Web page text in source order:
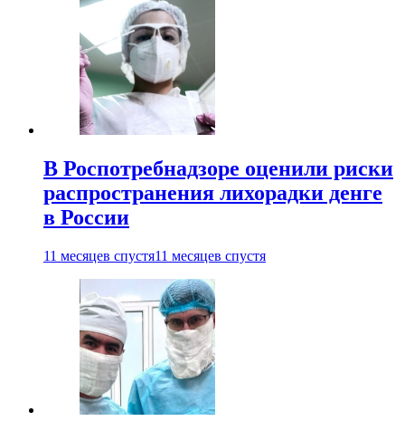
В Роспотребнадзоре оценили риски
распространения лихорадки денге
в России
11 месяцев спустя11 месяцев спустя